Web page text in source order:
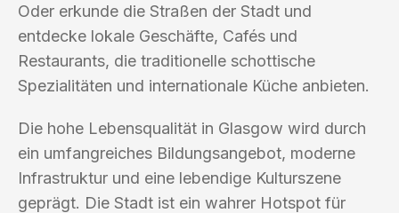
Oder erkunde die Straßen der Stadt und
entdecke lokale Geschäfte, Cafés und
Restaurants, die traditionelle schottische
Spezialitäten und internationale Küche anbieten.
Die hohe Lebensqualität in Glasgow wird durch
ein umfangreiches Bildungsangebot, moderne
Infrastruktur und eine lebendige Kulturszene
geprägt. Die Stadt ist ein wahrer Hotspot für